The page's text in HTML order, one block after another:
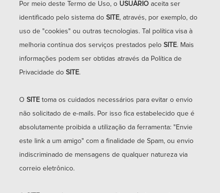
Por meio deste Termo de Uso, o USUÁRIO aceita ser
identificado pelo sistema do SITE, através, por exemplo, do
uso de "cookies" ou outras tecnologias. Tal política visa à
melhoria contínua dos serviços prestados pelo SITE. Mais
informações podem ser obtidas através da Política de
Privacidade do SITE.
O SITE toma os cuidados necessários para evitar o envio
não solicitado de e-mails. Por isso fica estabelecido que é
absolutamente proibida a utilização da ferramenta: "Envie
este link a um amigo" com a finalidade de Spam, ou envio
indiscriminado de mensagens de qualquer natureza via
correio eletrônico.